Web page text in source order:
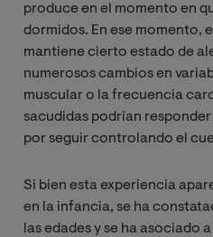
produce en el momento en
dormidos. En ese momento,
mantiene cierto estado de
numerosos cambios en
muscular o la frecuencia
sacudidas podrían
por seguir controlando el
Si bien esta experiencia
en la infancia, se ha
las edades y se ha asociado